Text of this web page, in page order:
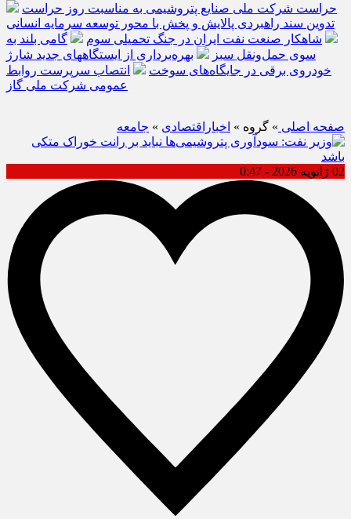
حراست شرکت ملی صنایع پتروشیمی به مناسبت روز حراست
تدوین سند راهبردی پالایش و پخش با محور توسعه سرمایه انسانی
شاهکار صنعت نفت ایران در جنگ تحمیلی سوم
گامی بلند به
سوی حمل‌ونقل سبز
بهره‌برداری از ایستگاههای جدید شارژ
خودروی برقی در جایگاه‌های سوخت
انتصاب سرپرست روابط
عمومی شرکت ملی گاز
صفحه اصلی » گروه » اخباراقتصادی » جامعه
02 ژانویه 2026 - 0:47